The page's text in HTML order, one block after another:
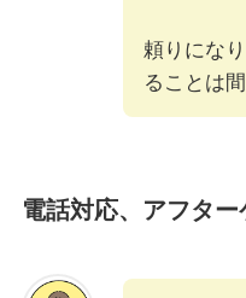
頼りにな
ることは
電話対応、アフタ